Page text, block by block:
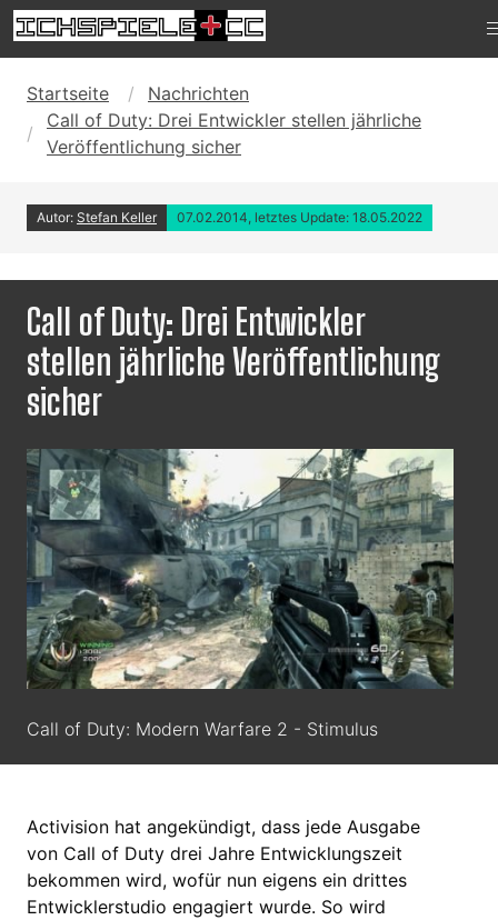
Startseite
Nachrichten
Call of Duty: Drei Entwickler stellen jährliche
Veröffentlichung sicher
Autor: Stefan Keller 07.02.2014, letztes Update: 18.05.2022
Call of Duty: Drei Entwickler
stellen jährliche Veröffentlichung
sicher
Call of Duty: Modern Warfare 2 - Stimulus
Activision hat angekündigt, dass jede Ausgabe
von Call of Duty drei Jahre Entwicklungszeit
bekommen wird, wofür nun eigens ein drittes
Entwicklerstudio engagiert wurde. So wird